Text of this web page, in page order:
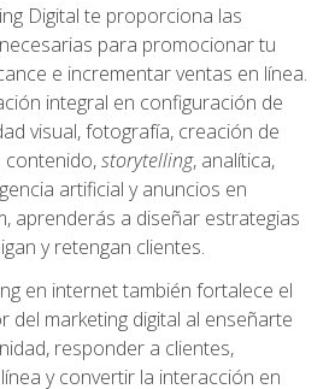
Digital te proporciona las
para promocionar tu
e incrementar ventas en línea.
integral en configuración de
visual, fotografía, creación de
contenido,storytelling, analítica,
artificial y anuncios en
aprenderás a diseñar estrategias
y retengan clientes.
en internet también fortalece el
del marketing digital al enseñarte
responder a clientes,
y convertir la interacción en